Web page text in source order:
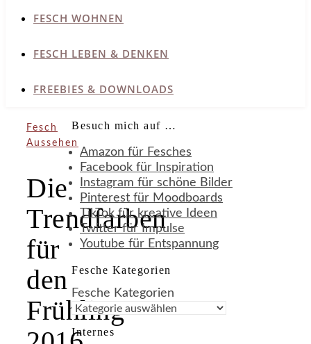
FESCH WOHNEN
FESCH LEBEN & DENKEN
FREEBIES & DOWNLOADS
Fesch
Aussehen
Die
Trendfarben
für
den
Frühling
Besuch mich auf …
Amazon für Fesches
Facebook für Inspiration
Instagram für schöne Bilder
Pinterest für Moodboards
TikTok für kreative Ideen
Twitter für Impulse
Youtube für Entspannung
Fesche Kategorien
Fesche Kategorien
Internes